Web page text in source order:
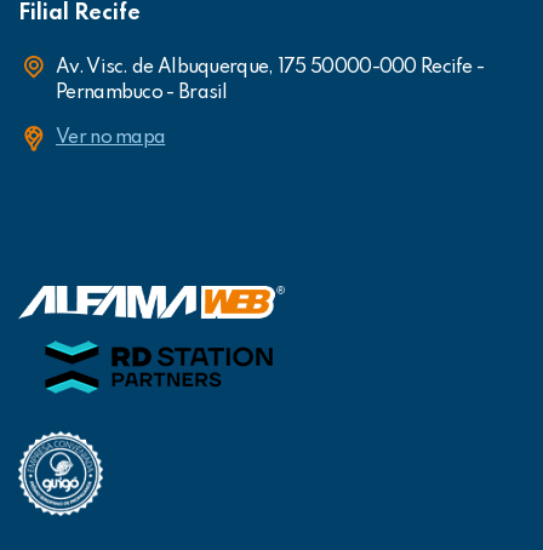
Filial Recife
Av. Visc. de Albuquerque, 175 50000-000 Recife -
Pernambuco - Brasil
Ver no mapa